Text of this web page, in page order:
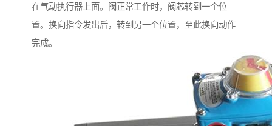
在气动执行器上面。阀正常工作时，阀芯转到一个位
置。换向指令发出后，转到另一个位置，至此换向动作
完成。